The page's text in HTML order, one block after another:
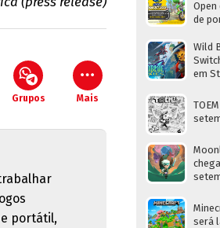
Grupos Mais
portátil,
de
Wild
em
será